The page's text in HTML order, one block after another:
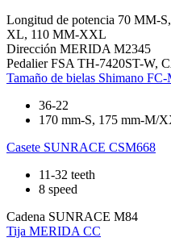
Longitud de potencia 70 MM-
XL, 110 MM-XXL
Dirección MERIDA M2345
Pedalier FSA TH-7420ST-W,
Tamaño de bielas Shimano FC-
36-22
170 mm-S, 175 mm-M/
Casete SUNRACE CSM668
11-32 teeth
8 speed
Cadena SUNRACE M84
Tija MERIDA CC